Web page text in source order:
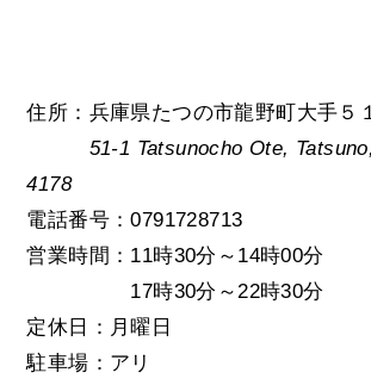
住所：兵庫県たつの市龍野町大手５
51-1 Tatsunocho Ote, Tatsuno,
4178
電話番号：0791728713
営業時間：11時30分～14時00分
17時30分～22時30分
定休日：月曜日
駐車場：アリ